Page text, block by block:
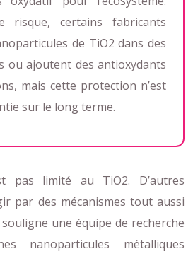
risque, certains fabricants
de TiO2 dans des
ou ajoutent des antioxydants
mais cette protection n’est
sur le long terme.
pas limité au TiO2. D’autres
par des mécanismes tout aussi
une équipe de recherche
nanoparticules métalliques